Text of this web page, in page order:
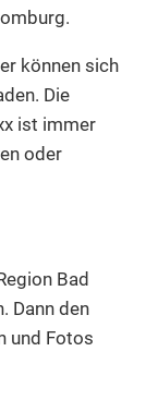
können sich
Die
ist immer
oder
Bad
Dann den
und Fotos